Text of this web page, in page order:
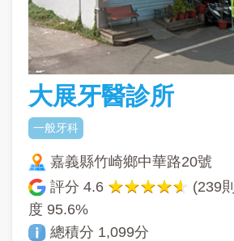
大展牙醫診所
一般牙科
嘉義縣竹崎鄉中華路20號
評分4.6
(239
度 95.6%
總積分 1,099分